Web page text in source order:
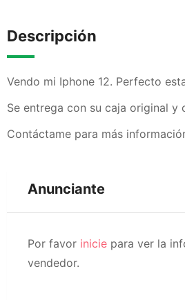
Descripción
Vendo mi Iphone 12. Perfecto
Se entrega con su caja original y
Contáctame para más
Anunciante
Por favor inicie para ver la
vendedor.